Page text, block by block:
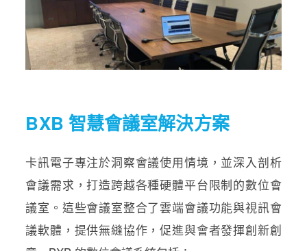
BXB 智慧會議室解決方案
卡訊電子專注於洞察會議使用情境，並深入剖析
會議需求，打造跨越各種硬體平台限制的數位會
議室。這些會議室整合了雲端會議功能與視訊會
議軟體，提供無縫協作，促進與會者發揮創新創